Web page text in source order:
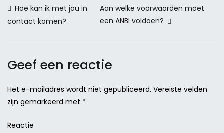
Berichtnavigatie
Hoe kan ik met jou in
contact komen?
Aan welke voorwaarden moet
een ANBI voldoen?
Geef een reactie
Het e-mailadres wordt niet gepubliceerd. Vereiste velden
zijn gemarkeerd met *
Reactie